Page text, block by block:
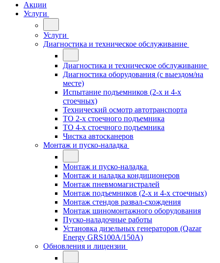
Акции
Услуги
Услуги
Диагностика и техническое обслуживание
Диагностика и техническое обслуживание
Диагностика оборудования (с выездом/на
месте)
Испытание подъемников (2-х и 4-х
стоечных)
Технический осмотр автотранспорта
ТО 2-х стоечного подъемника
ТО 4-х стоечного подъемника
Чистка автосканеров
Монтаж и пуско-наладка
Монтаж и пуско-наладка
Монтаж и наладка кондиционеров
Монтаж пневмомагистралей
Монтаж подъемников (2-х и 4-х стоечных)
Монтаж стендов развал-схождения
Монтаж шиномонтажного оборудования
Пуско-наладочные работы
Установка дизельных генераторов (Qazar
Energy GRS100A/150A)
Обновления и лицензии